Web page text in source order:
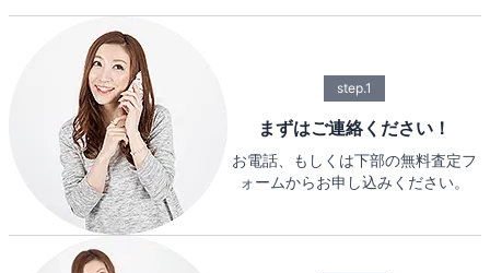
step.1
まずはご連絡ください！
お電話、もしくは下部の無料査定フ
ォームからお申し込みください。